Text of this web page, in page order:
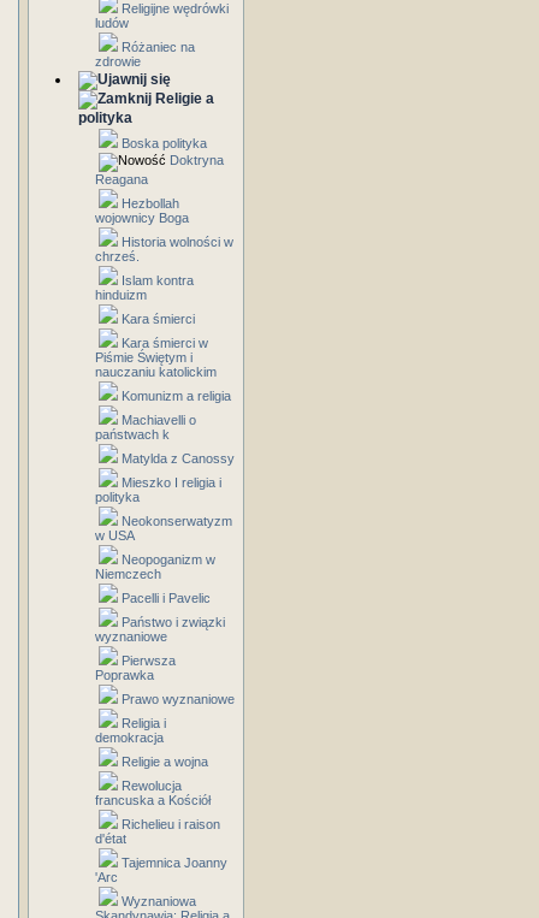
Religijne wędrówki
ludów
Różaniec na
zdrowie
Religie a
polityka
Boska polityka
Doktryna
Reagana
Hezbollah
wojownicy Boga
Historia wolności w
chrześ.
Islam kontra
hinduizm
Kara śmierci
Kara śmierci w
Piśmie Świętym i
nauczaniu katolickim
Komunizm a religia
Machiavelli o
państwach k
Matylda z Canossy
Mieszko I religia i
polityka
Neokonserwatyzm
w USA
Neopoganizm w
Niemczech
Pacelli i Pavelic
Państwo i związki
wyznaniowe
Pierwsza
Poprawka
Prawo wyznaniowe
Religia i
demokracja
Religie a wojna
Rewolucja
francuska a Kościół
Richelieu i raison
d'état
Tajemnica Joanny
'Arc
Wyznaniowa